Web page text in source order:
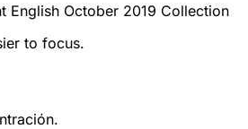
English October 2019 Collection
to focus.